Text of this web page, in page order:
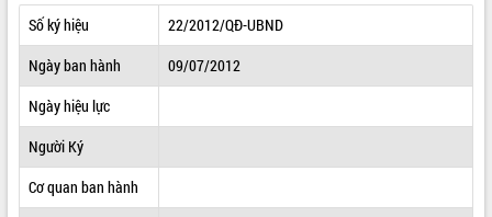
LÃNH ĐẠO UBND TỈNH
TIN TỨC SỰ KIỆN
SỞ, BAN, NGÀNH
UBND CÁC XÃ, PHƯỜNG
THÔNG TIN CHỈ ĐẠO ĐIỀU HÀNH
Số ký hiệu
22/2012/QĐ-UBND
Ngày ban hành
09/07/2012
Ngày hiệu lực
Người Ký
Cơ quan ban hành